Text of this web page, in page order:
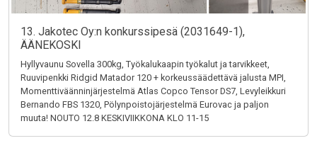
13. Jakotec Oy:n konkurssipesä (2031649-1),
ÄÄNEKOSKI
Hyllyvaunu Sovella 300kg, Työkalukaapin työkalut ja tarvikkeet,
Ruuvipenkki Ridgid Matador 120 + korkeussäädettävä jalusta MPI,
Momenttiväänninjärjestelmä Atlas Copco Tensor DS7, Levyleikkuri
Bernando FBS 1320, Pölynpoistojärjestelmä Eurovac ja paljon
muuta! NOUTO 12.8 KESKIVIIKKONA KLO 11-15